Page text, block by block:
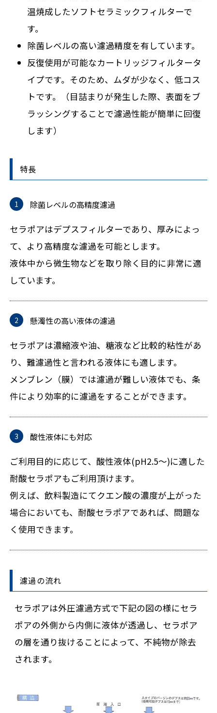
温焼成したソフトセラミックフィルターで
す。
除菌レベルの高い濾過精度を有しています。
反復使用が可能なカートリッジフィルタータ
イプです。そのため、ムダが少なく、低コス
トです。（目詰まりが発生した際、表面をブ
ラッシングすることで濾過性能が簡単に回復
します）
特長
除菌レベルの高精度濾過
セラポアはデプスフィルターであり、厚みによっ
て、より高精度な濾過を可能とします。
液体中から微生物などを取り除く目的に非常に適
しています。
懸濁性の高い液体の濾過
セラポアは濃縮液や油、糖液など比較的粘性があ
り、難濾過性と言われる液体にも適します。
メンブレン（膜）では濾過が難しい液体でも、条
件により効率的に濾過をすることができます。
酸性液体にも対応
ご利用目的に応じて、酸性液体(pH2.5～)に適した
耐酸セラポアもご利用頂けます。
例えば、飲料製造にてクエン酸の濃度が上がった
場合においても、耐酸セラポアであれば、問題な
く使用できます。
濾過の流れ
セラポアは外圧濾過方式で下記の図の様にセラ
ポアの外側から内側に液体が透過し、セラポア
の層を通り抜けることによって、不純物が除去
されます。